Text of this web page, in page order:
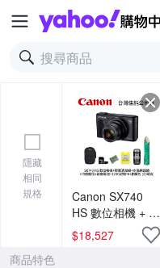
隱藏
相同
規格
Canon SX740
HS 數位相機 + 膠
囊清潔組 + 水晶
保護鏡 + 相機魔
$18,527
商品特色